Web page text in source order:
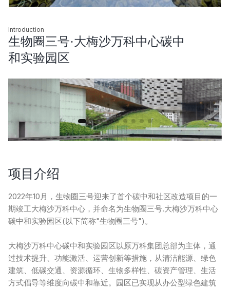
Introduction
生物圈三号·大梅沙万科中心碳中
和实验园区
项目介绍
2022年10月，生物圈三号迎来了首个碳中和社区改造项目的一
期竣工大梅沙万科中心，并命名为生物圈三号.大梅沙万科中心
碳中和实验园区(以下简称"生物圈三号")。
大梅沙万科中心碳中和实验园区以原万科集团总部为主体，通
过技术提升、功能激活、运营创新等措施，从清洁能源、绿色
建筑、低碳交通、资源循环、生物多样性、碳资产管理、生活
方式倡导等维度向碳中和靠近。园区已实现从办公型绿色建筑